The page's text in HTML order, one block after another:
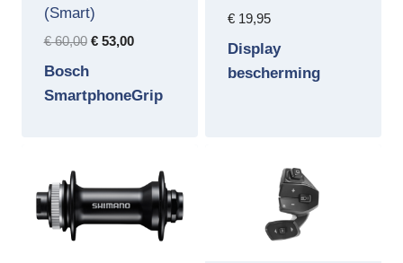
(Smart)
€60,00 Oorspronkelijke
€ 60,00.
€53,00Huidige
€ 53,00.
Bosch
SmartphoneGrip
€19,95
Display
bescherming